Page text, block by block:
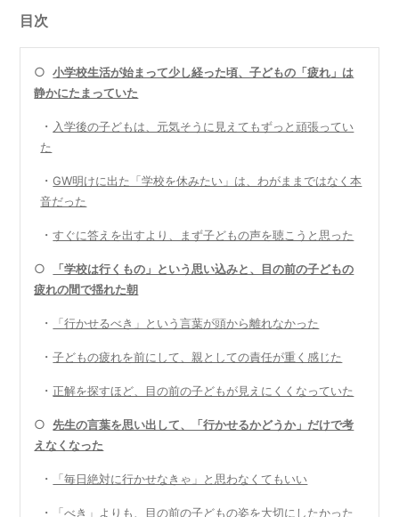
目次
○小学校生活が始まって少し経った頃、子どもの「疲れ」は
静かにたまっていた
・ 入学後の子どもは、元気そうに見えてもずっと頑張ってい
た
・GW明けに出た「学校を休みたい」は、わがままではなく本
音だった
・すぐに答えを出すより、まず子どもの声を聴こうと思った
○
「学校は行くもの」という思い込みと、目の前の子どもの
疲れの間で揺れた朝
・ 「行かせるべき」という言葉が頭から離れなかった
・子どもの疲れを前にして、親としての責任が重く感じた
・正解を探すほど、目の前の子どもが見えにくくなっていた
○先生の言葉を思い出して、「行かせるかどうか」だけで考
えなくなった
・ 「毎日絶対に行かせなきゃ」と思わなくてもいい
・ 「べき」よりも、目の前の子どもの姿を大切にしたかった